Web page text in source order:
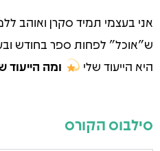
אני בעצמי תמיד סקרן ואוהב
ש"אוכל" לפחות ספר בחודש
היא הייעוד שלי
ומה הייעוד
סילבוס הקורס